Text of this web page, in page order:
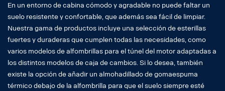
En un entorno de cabina cómodo y agradable no puede faltar un
suelo resistente y confortable, que además sea fácil de limpiar.
Nuestra gama de productos incluye una selección de esterillas
fuertes y duraderas que cumplen todas las necesidades, como
varios modelos de alfombrillas para el túnel del motor adaptadas a
los distintos modelos de caja de cambios. Si lo desea, también
existe la opción de añadir un almohadillado de gomaespuma
térmico debajo de la alfombrilla para que el suelo siempre esté